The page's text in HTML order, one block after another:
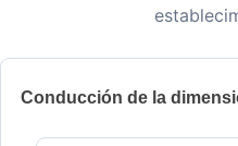
Conducción de la